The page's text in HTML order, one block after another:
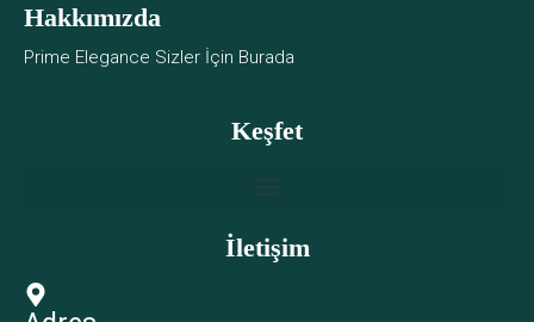
Hakkımızda
Prime Elegance Sizler İçin Burada
Keşfet
İletişim